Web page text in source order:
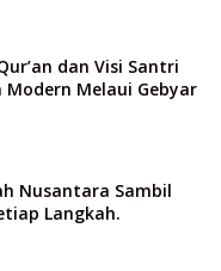
dan Visi Santri
Modern Melaui Gebyar
Nusantara Sambil
Langkah.